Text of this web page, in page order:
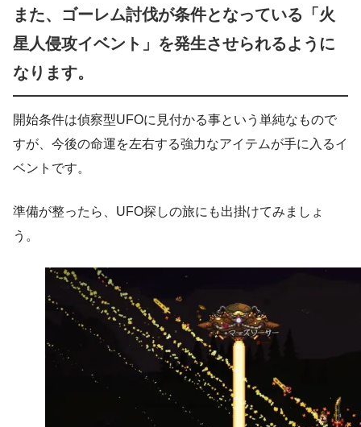
また、ゴーレム討伐が条件となっている「火
星人侵攻イベント」を発生させられるように
なります。
開始条件は偵察型UFOに見付かる事という単純なもので
すが、今後の命運を左右する強力なアイテムが手に入るイ
ベントです。
準備が整ったら、UFO探しの旅にも出掛けてみましょ
う。